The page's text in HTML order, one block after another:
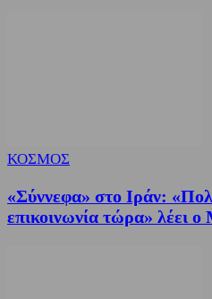
ΚΟΣΜΟΣ
«Σύννεφα» στο Ιράν:
επικοινωνία τώρα» λέει